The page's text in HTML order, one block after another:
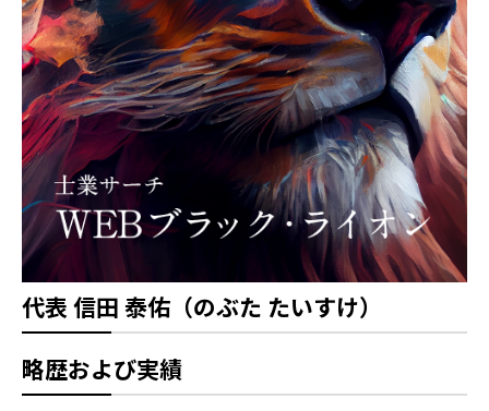
代表 信田 泰佑（のぶた たいすけ）
略歴および実績